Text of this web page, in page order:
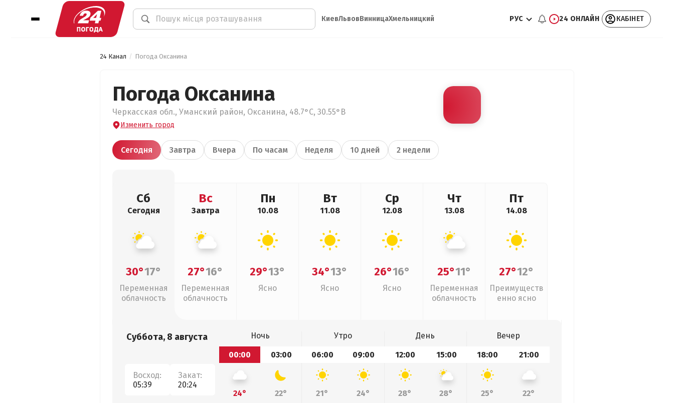
КиевЛьвовВинницаХмельницкий РУС 24 ОНЛАЙН КАБІНЕТ
24 Канал Погода Оксанина
Погода Оксанина
Черкасская обл., Уманский район, Оксанина, 48.7°С, 30.55°В
Изменить город
Сегодня Завтра Вчера По часам Неделя 10 дней 2 недели
Сб
Сегодня
30°17°
Переменная
облачность
Вс
Завтра
27°16°
Переменная
облачность
Пн
10.08
29°13°
Ясно
Вт
11.08
34°13°
Ясно
Ср
12.08
26°16°
Ясно
Чт
13.08
25°11°
Переменная
облачность
Пт
14.08
27°12°
Преимуществ
енно ясно
Суббота, 8 августа
Восход:
05:39
Закат:
20:24
Ночь Утро День
Вечер
00:00
03:00 06:00 09:00 12:00 15:00 18:00 21:00
24° 22° 21° 24° 28° 28° 25°
22°